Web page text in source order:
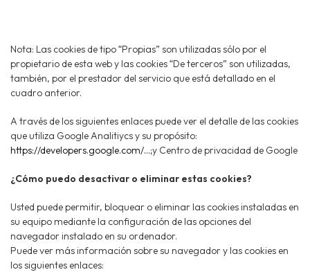
Nota: Las cookies de tipo “Propias” son utilizadas sólo por el
propietario de esta web y las cookies “De terceros” son utilizadas,
también, por el prestador del servicio que está detallado en el
cuadro anterior.
A través de los siguientes enlaces puede ver el detalle de las cookies
que utiliza Google Analitiycs y su propósito:
https://developers.google.com/...;y Centro de privacidad de Google
¿Cómo puedo desactivar o eliminar estas cookies?
Usted puede permitir, bloquear o eliminar las cookies instaladas en
su equipo mediante la configuración de las opciones del
navegador instalado en su ordenador.
Puede ver más información sobre su navegador y las cookies en
los siguientes enlaces: